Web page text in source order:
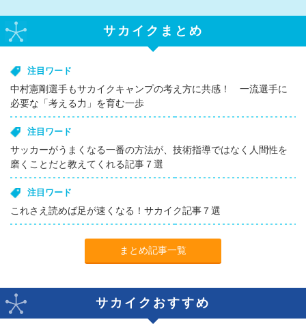
サカイクまとめ
注目ワード
中村憲剛選手もサカイクキャンプの考え方に共感！ 一流選手に
必要な「考える力」を育む一歩
注目ワード
サッカーがうまくなる一番の方法が、技術指導ではなく人間性を
磨くことだと教えてくれる記事７選
注目ワード
これさえ読めば足が速くなる！サカイク記事７選
まとめ記事一覧
サカイクおすすめ